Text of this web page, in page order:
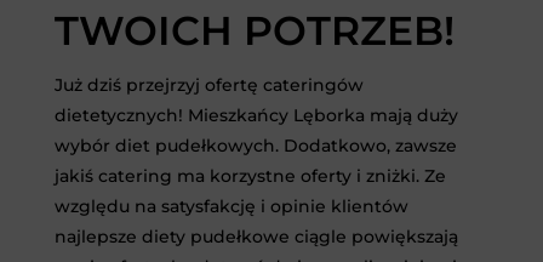
TWOICH POTRZEB!
Już dziś przejrzyj ofertę cateringów
dietetycznych! Mieszkańcy Lęborka mają duży
wybór diet pudełkowych. Dodatkowo, zawsze
jakiś catering ma korzystne oferty i zniżki. Ze
względu na satysfakcję i opinie klientów
najlepsze diety pudełkowe ciągle powiększają